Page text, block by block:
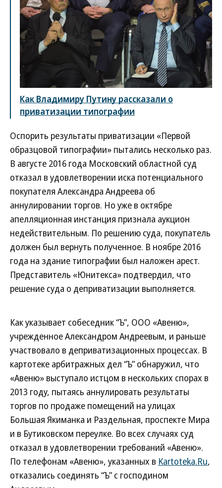
Как Владимиру Путину рассказали о
приватизации типографии
Оспорить результаты приватизации «Первой
образцовой типографии» пытались несколько раз.
В августе 2016 года Московский областной суд
отказал в удовлетворении иска потенциального
покупателя Александра Андреева об
аннулировании торгов. Но уже в октябре
апелляционная инстанция признала аукцион
недействительным. По решению суда, покупатель
должен был вернуть полученное. В ноябре 2016
года на здание типографии был наложен арест.
Представитель «Юнитекса» подтвердил, что
решение суда о деприватизации выполняется.
Как указывает собеседник “Ъ”, ООО «Авеню»,
учрежденное Александром Андреевым, и раньше
участвовало в деприватизационных процессах. В
картотеке арбитражных дел “Ъ” обнаружил, что
«Авеню» выступало истцом в нескольких спорах в
2013 году, пытаясь аннулировать результаты
торгов по продаже помещений на улицах
Большая Якиманка и Раздельная, проспекте Мира
и в Бутиковском переулке. Во всех случаях суд
отказал в удовлетворении требований «Авеню».
По телефонам «Авеню», указанных в Kartoteka.Ru,
отказались соединять “Ъ” с господином